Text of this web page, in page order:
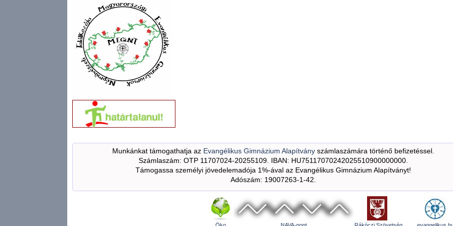
Munkánkat támogathatja az Evangélikus Gimnázium Alapítványszámlaszámára történő befizetéssel.
Számlaszám: OTP 11707024-20255109. IBAN: HU75117070242025510900000000.
Támogassa személyi jövedelemadója 1%-ával az Evangélikus Gimnázium Alapítványt!
Adószám: 19007263-1-42.